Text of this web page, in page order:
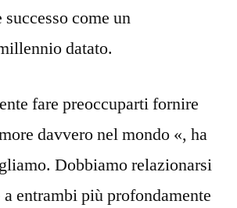
come un
datato.
fare preoccuparti fornire
davvero nel mondo «, ha
Dobbiamo relazionarsi
entrambi più profondamente